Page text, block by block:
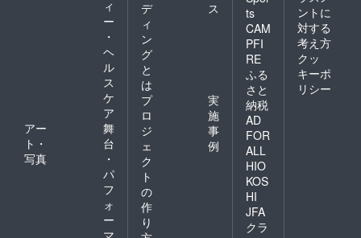
ィ
ー
・
ヘ
ル
ス
ケ
ア
アー
ト・
写真
舞
台
・
パ
フ
ォ
ー
マ
デ
ィ
ン
グ
と
は
ス
プ
ロ
ジ
ェ
ク
ト
の
作
り
実
施
事
例
ts
CAM
PFI
RE
ふる
さと
納税
AD
FOR
ALL
HIO
KOS
HI
JFA
クラ
ントに
対する
考え方
クッ
キーポ
リシー